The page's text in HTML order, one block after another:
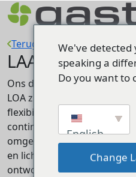
Terug naar Product Groups
LAA-LOA
Ons dubbelcilindermodel
LOA zijn ontworpen met
flexibiliteit en efficiëntie en
continu- als intermitterend
omgevingen. Beide
en lichtgewicht van onze
ontworpen om stil en met
We've detected
speaking a
Do you want to
English
Change